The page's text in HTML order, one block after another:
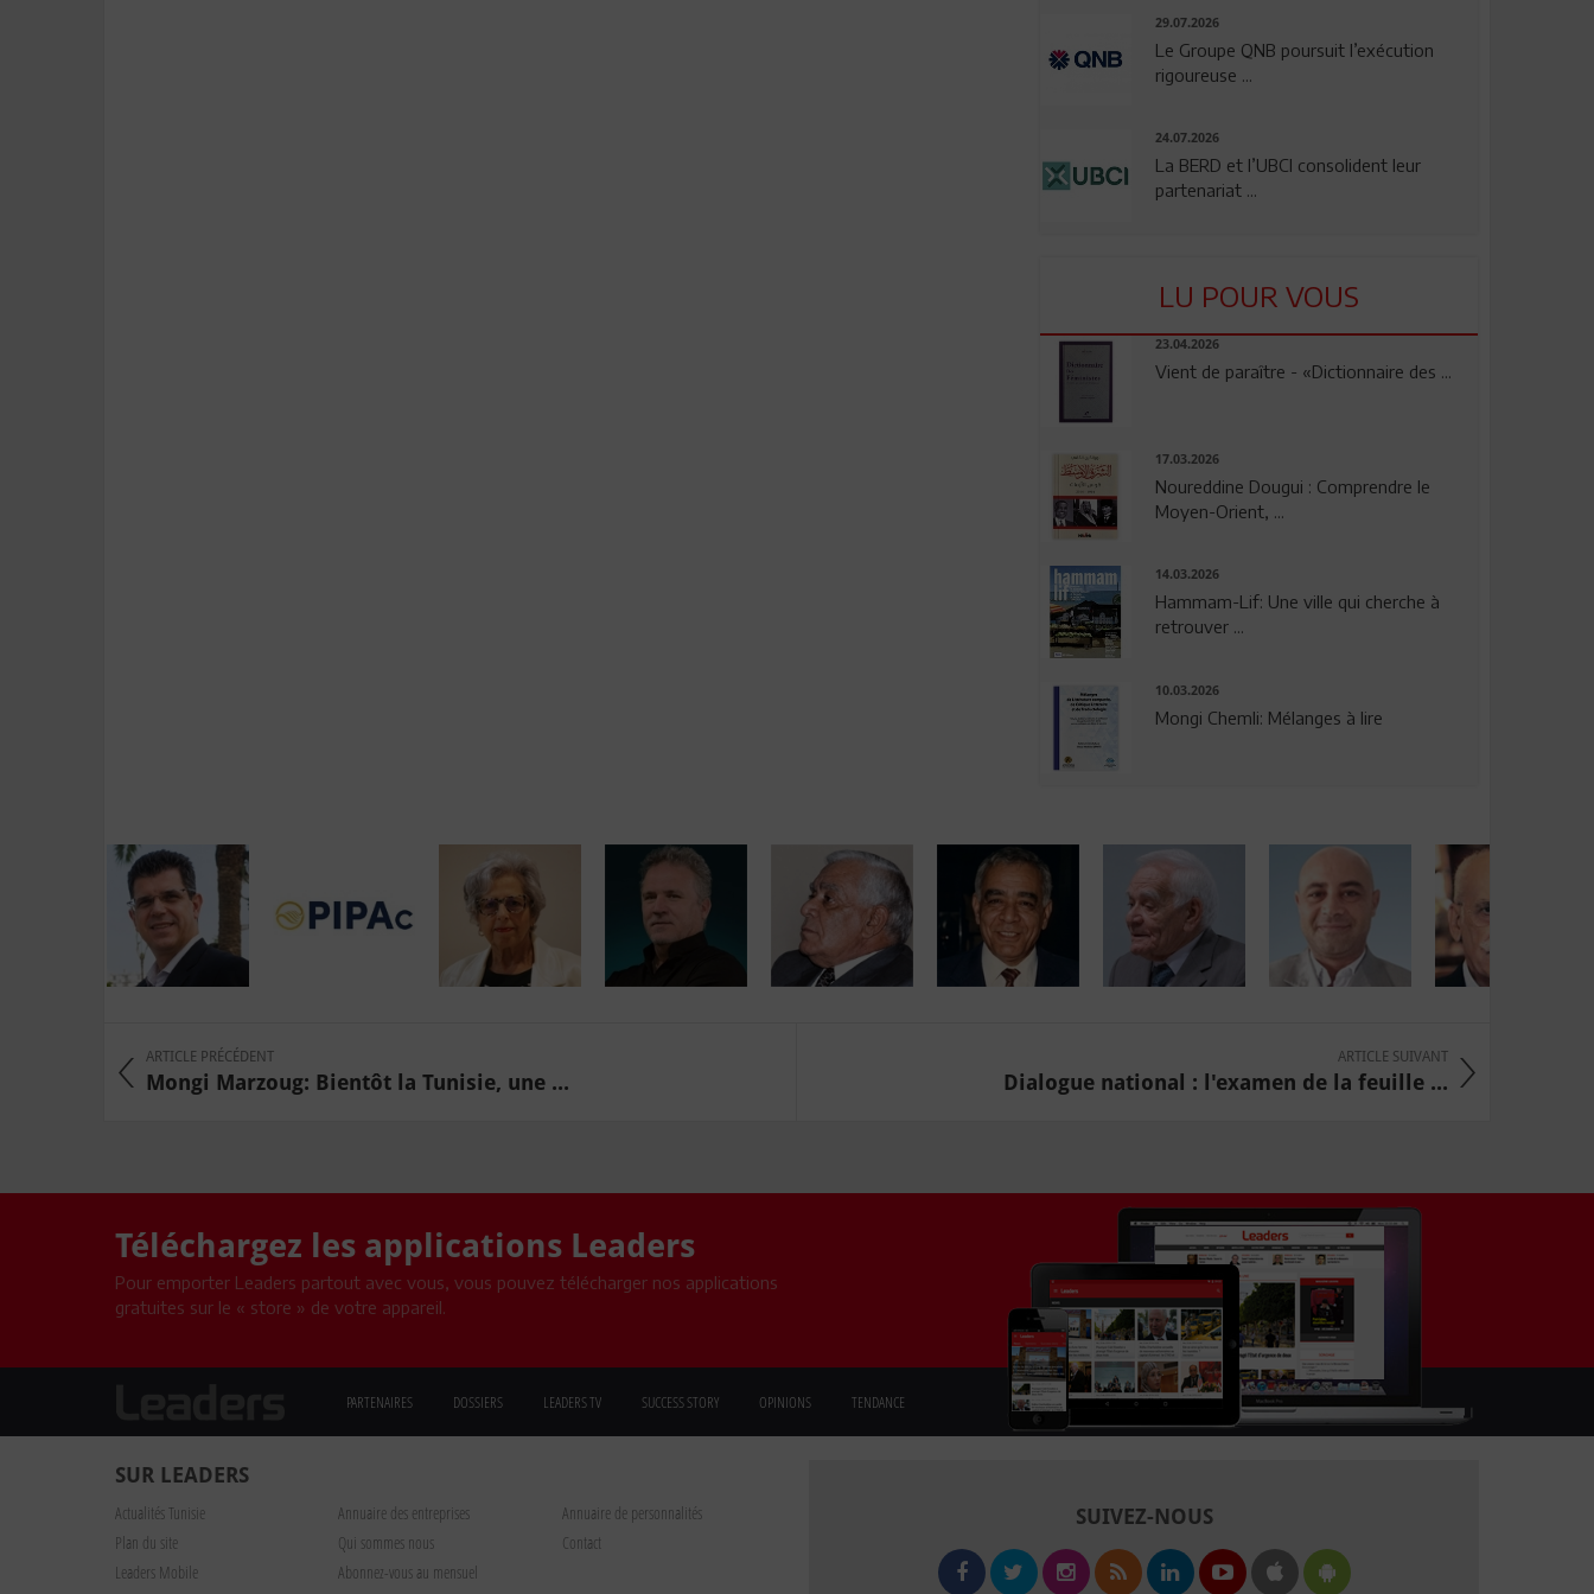
29.07.2026
Le Groupe QNB poursuit l’exécution
rigoureuse ...
24.07.2026
La BERD et l’UBCI consolident leur
partenariat ...
LU POUR VOUS
23.04.2026
Vient de paraître - «Dictionnaire des ...
17.03.2026
Noureddine Dougui : Comprendre le
Moyen-Orient, ...
14.03.2026
Hammam-Lif: Une ville qui cherche à
retrouver ...
10.03.2026
Mongi Chemli: Mélanges à lire
ARTICLE PRÉCÉDENT
Mongi Marzoug: Bientôt la Tunisie, une ...
ARTICLE SUIVANT
Dialogue national : l'examen de la feuille ...
Téléchargez les applications Leaders
Pour emporter Leaders partout avec vous, vous pouvez télécharger nos applications
gratuites sur le « store » de votre appareil.
PARTENAIRES DOSSIERS LEADERS TV SUCCESS STORY OPINIONS TENDANCE
SUR LEADERS
Actualités Tunisie Annuaire des entreprises
Annuaire de personnalités
Plan du site
Qui sommes nous
Contact
Leaders Mobile
Abonnez-vous au mensuel
SUIVEZ-NOUS